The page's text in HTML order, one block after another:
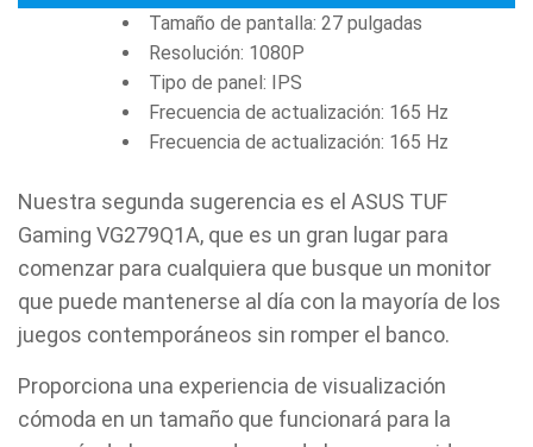
Tamaño de pantalla: 27 pulgadas
Resolución: 1080P
Tipo de panel: IPS
Frecuencia de actualización: 165 Hz
Frecuencia de actualización: 165 Hz
Nuestra segunda sugerencia es el ASUS TUF
Gaming VG279Q1A, que es un gran lugar para
comenzar para cualquiera que busque un monitor
que puede mantenerse al día con la mayoría de los
juegos contemporáneos sin romper el banco.
Proporciona una experiencia de visualización
cómoda en un tamaño que funcionará para la